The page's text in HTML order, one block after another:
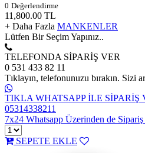
0 Değerlendirme
11,800.00 TL
+ Daha Fazla MANKENLER
Lütfen Bir Seçim Yapınız..
TELEFONDA SİPARİŞ VER
0 531 433 82 11
Tıklayın, telefonunuzu bırakın. Sizi
TIKLA WHATSAPP İLE SİPARİŞ
05314338211
7x24 Whatsapp Üzerinden de
SEPETE EKLE